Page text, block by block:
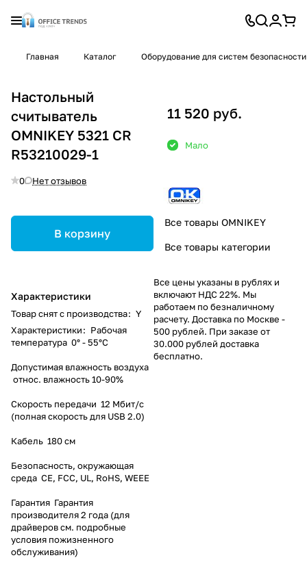
Главная Каталог Оборудование для систем безопасности
Настольный
считыватель
OMNIKEY 5321 CR
R53210029-1
0 Нет отзывов
В корзину
Характеристики
Товар снят с производства: Y
Характеристики: Рабочая
температура 0° - 55°C
Допустимая влажность воздуха
относ. влажность 10-90%
Скорость передачи 12 Мбит/с
(полная скорость для USB 2.0)
Кабель 180 см
Безопасность, окружающая
среда CE, FCC, UL, RoHS, WEEE
Гарантия Гарантия
производителя 2 года (для
драйверов см. подробные
условия пожизненного
обслуживания)
11 520 руб.
Мало
Все товары OMNIKEY
Все товары категории
Все цены указаны в рублях и
включают НДС 22%. Мы
работаем по безналичному
расчету. Доставка по Москве -
500 рублей. При заказе от
30.000 рублей доставка
бесплатно.